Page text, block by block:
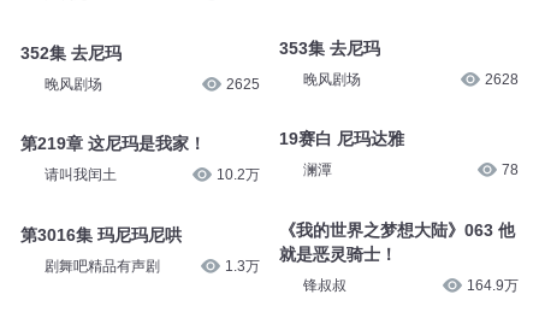
352集 去尼玛
晚风剧场 2625
第219章 这尼玛是我家！
请叫我闰土 10.2万
第3016集 玛尼玛尼哄
剧舞吧精品有声剧 1.3万
353集 去尼玛
晚风剧场 2628
19赛白 尼玛达雅
澜潭 78
《我的世界之梦想大陆》063 他
就是恶灵骑士！
锋叔叔 164.9万